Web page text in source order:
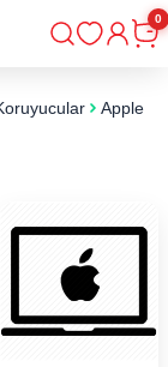
Giriş
0
Apple